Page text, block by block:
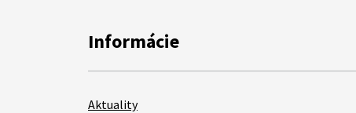
Informácie
Aktuality